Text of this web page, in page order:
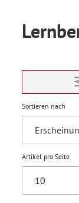
Sortieren nach
Artikel pro Seite